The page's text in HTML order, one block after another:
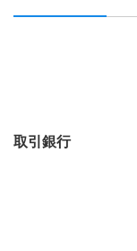
取引銀行